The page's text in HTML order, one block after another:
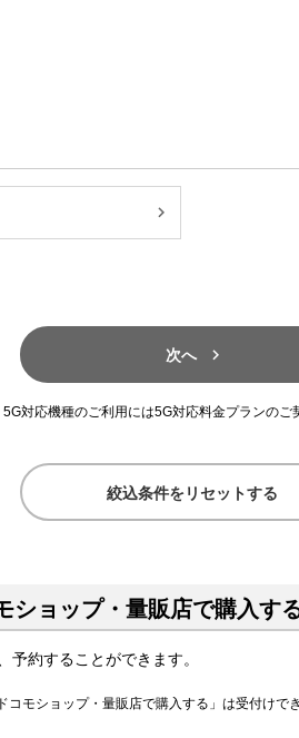

次へ 
5G対応機種のご利用には5G対応料金プランのご
絞込条件をリセットする
ショップ・量販店で購入す
予約することができます。
モショップ・量販店で購入する」は受付けでき